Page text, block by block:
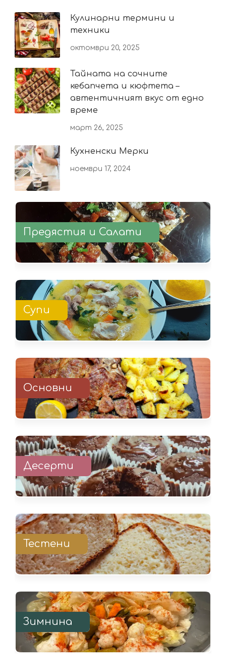
Кулинарни термини и
техники
октомври 20, 2025
Тайната на сочните
кебапчета и кюфтета –
автентичният вкус от едно
време
март 26, 2025
Кухненски Мерки
ноември 17, 2024
Предястия и Салати
Супи
Основни
Десерти
Тестени
Зимнина